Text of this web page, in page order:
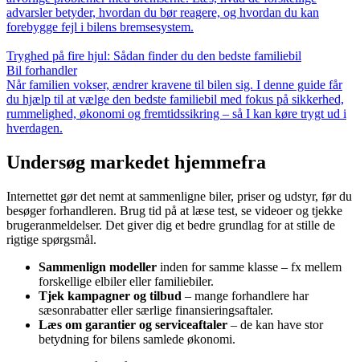
advarsler betyder, hvordan du bør reagere, og hvordan du kan
forebygge fejl i bilens bremsesystem.
Tryghed på fire hjul: Sådan finder du den bedste familiebil
Bil forhandler
Når familien vokser, ændrer kravene til bilen sig. I denne guide får
du hjælp til at vælge den bedste familiebil med fokus på sikkerhed,
rummelighed, økonomi og fremtidssikring – så I kan køre trygt ud i
hverdagen.
Undersøg markedet hjemmefra
Internettet gør det nemt at sammenligne biler, priser og udstyr, før du
besøger forhandleren. Brug tid på at læse test, se videoer og tjekke
brugeranmeldelser. Det giver dig et bedre grundlag for at stille de
rigtige spørgsmål.
Sammenlign modeller inden for samme klasse – fx mellem
forskellige elbiler eller familiebiler.
Tjek kampagner og tilbud – mange forhandlere har
sæsonrabatter eller særlige finansieringsaftaler.
Læs om garantier og serviceaftaler – de kan have stor
betydning for bilens samlede økonomi.